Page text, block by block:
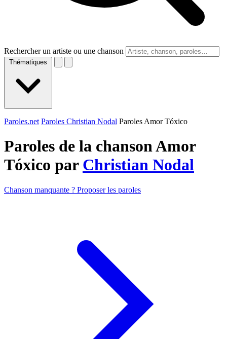
Rechercher un artiste ou une chanson
Thématiques
Paroles.net Paroles Christian Nodal Paroles Amor Tóxico
Paroles de la chanson Amor
Tóxico par Christian Nodal
Chanson manquante ? Proposer les paroles